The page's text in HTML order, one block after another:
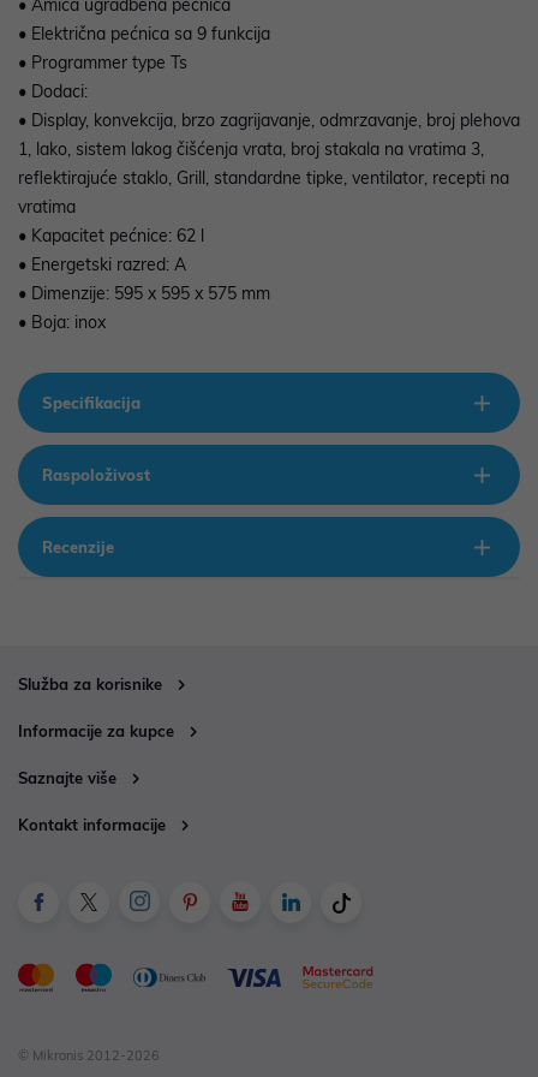
• Amica ugradbena pećnica
• Električna pećnica sa 9 funkcija
• Programmer type Ts
• Dodaci:
• Display, konvekcija, brzo zagrijavanje, odmrzavanje, broj plehova
1, lako, sistem lakog čišćenja vrata, broj stakala na vratima 3,
reflektirajuće staklo, Grill, standardne tipke, ventilator, recepti na
vratima
• Kapacitet pećnice: 62 l
• Energetski razred: A
• Dimenzije: 595 x 595 x 575 mm
• Boja: inox
Specifikacija
Raspoloživost
Recenzije
Služba za korisnike
Informacije za kupce
Saznajte više
Kontakt informacije
© Mikronis 2012-2026